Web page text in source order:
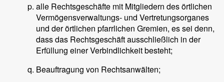
alle Rechtsgeschäfte mit Mitgliedern des örtlichen
Vermögensverwaltungs- und Vertretungsorganes
und der örtlichen pfarrlichen Gremien, es sei denn,
dass das Rechtsgeschäft ausschließlich in der
Erfüllung einer Verbindlichkeit besteht;
Beauftragung von Rechtsanwälten;